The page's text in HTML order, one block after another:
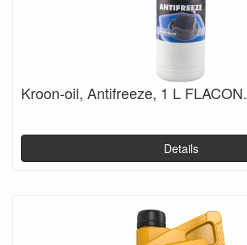
Kroon-oil, Antifreeze, 1 L FLACON.
Details